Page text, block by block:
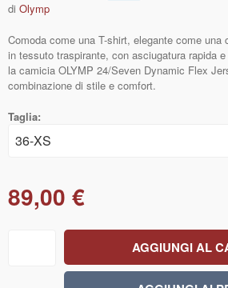
di Olymp
Comoda come una T-shirt, elegante come una
in tessuto traspirante, con asciugatura rapida
la camicia OLYMP 24/Seven Dynamic Flex
combinazione di stile e comfort.
Taglia:
89,00 €